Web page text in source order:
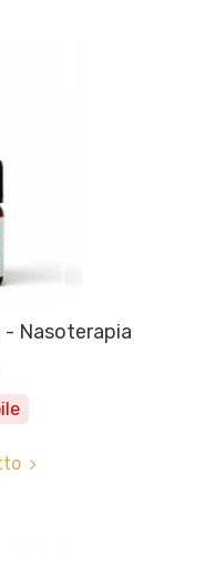
- Nasoterapia